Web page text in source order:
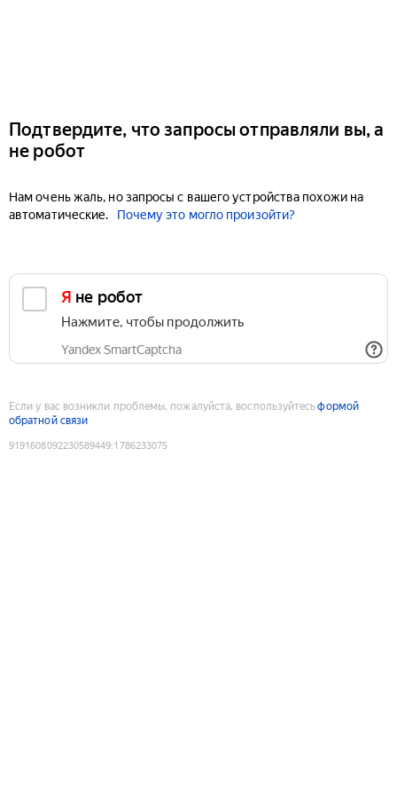
Подтвердите, что запросы отправляли вы, а
не робот
Нам очень жаль, но запросы с вашего устройства похожи на
автоматические.
Почему это могло произойти?
Я не робот
Нажмите, чтобы продолжить
Yandex SmartCaptcha
Если у вас возникли проблемы, пожалуйста, воспользуйтесьформой
обратной связи
9191608092230589449:1786233075